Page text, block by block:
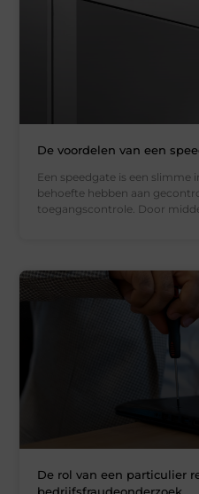
De voordelen van een
Een speedgate is een
behoefte hebben aan
toegangscontrole. Door
De rol van een particulier